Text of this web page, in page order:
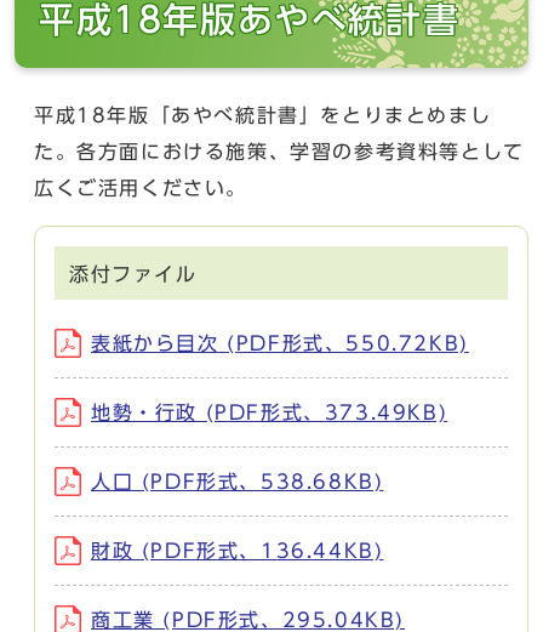
平成18年版あやべ統計書
平成18年版「あやべ統計書」をとりまとめまし
た。各方面における施策、学習の参考資料等として
広くご活用ください。
添付ファイル
表紙から目次 (PDF形式、550.72KB)
地勢・行政 (PDF形式、373.49KB)
人口 (PDF形式、538.68KB)
財政 (PDF形式、136.44KB)
商工業 (PDF形式、295.04KB)